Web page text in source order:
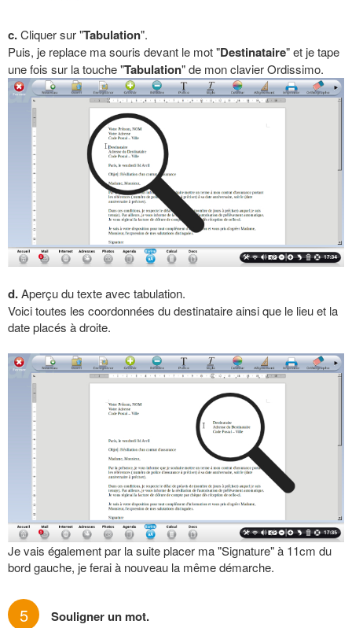
c.Cliquer sur "Tabulation".
Puis, je replace ma souris devant le mot "Destinataire" et je tape
une fois sur la touche "Tabulation" de mon clavier Ordissimo.
d.Aperçu du texte avec tabulation.
Voici toutes les coordonnées du destinataire ainsi que le lieu et la
date placés à droite.
Je vais également par la suite placer ma "Signature" à 11cm du
bord gauche, je ferai à nouveau la même démarche.
5
Souligner un mot.